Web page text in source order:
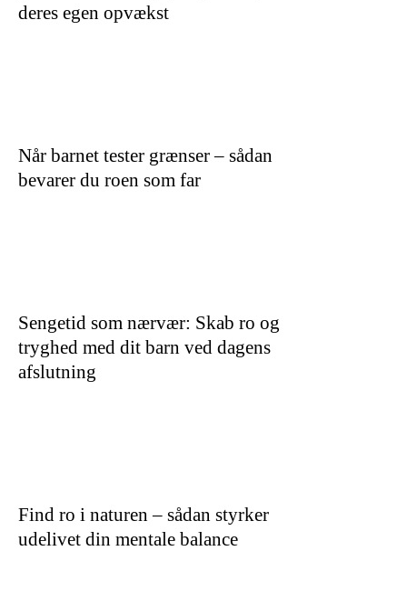
deres egen opvækst
Når barnet tester grænser – sådan
bevarer du roen som far
Sengetid som nærvær: Skab ro og
tryghed med dit barn ved dagens
afslutning
Find ro i naturen – sådan styrker
udelivet din mentale balance